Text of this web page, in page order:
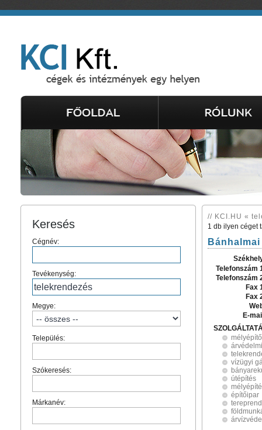
Keresés
Cégnév:
Tevékenység:
Megye:
Település:
Szókeresés:
Márkanév:
// KCI.HU «
1 db ilyen céget
Telefonszám
Telefonszám
Fax
Fax
E-
vízügyi
útépítés
építőipar